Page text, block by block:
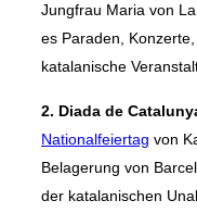
Jungfrau Maria von
es Paraden,
katalanische
2. Diada de
Nationalfeiertag von
Belagerung von
der katalanischen